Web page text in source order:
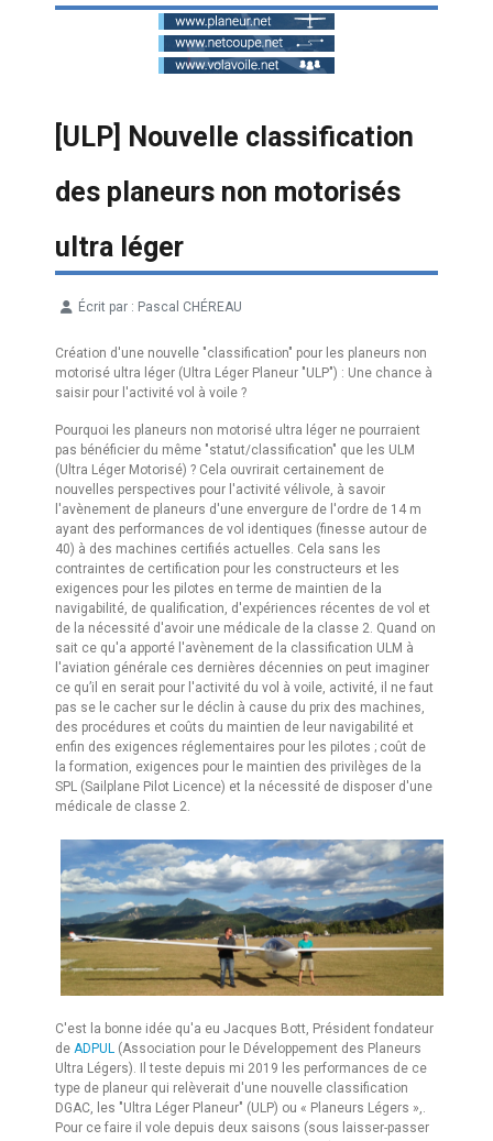
[ULP] Nouvelle classification
des planeurs non motorisés
ultra léger
Écrit par : Pascal CHÉREAU
Création d'une nouvelle "classification" pour les planeurs non
motorisé ultra léger (Ultra Léger Planeur "ULP") : Une chance à
saisir pour l'activité vol à voile ?
Pourquoi les planeurs non motorisé ultra léger ne pourraient
pas bénéficier du même "statut/classification" que les ULM
(Ultra Léger Motorisé) ? Cela ouvrirait certainement de
nouvelles perspectives pour l'activité vélivole, à savoir
l'avènement de planeurs d'une envergure de l'ordre de 14 m
ayant des performances de vol identiques (finesse autour de
40) à des machines certifiés actuelles. Cela sans les
contraintes de certification pour les constructeurs et les
exigences pour les pilotes en terme de maintien de la
navigabilité, de qualification, d'expériences récentes de vol et
de la nécessité d'avoir une médicale de la classe 2. Quand on
sait ce qu'a apporté l'avènement de la classification ULM à
l'aviation générale ces dernières décennies on peut imaginer
ce qu’il en serait pour l'activité du vol à voile, activité, il ne faut
pas se le cacher sur le déclin à cause du prix des machines,
des procédures et coûts du maintien de leur navigabilité et
enfin des exigences réglementaires pour les pilotes ; coût de
la formation, exigences pour le maintien des privilèges de la
SPL (Sailplane Pilot Licence) et la nécessité de disposer d'une
médicale de classe 2.
C'est la bonne idée qu'a eu Jacques Bott, Président fondateur
de ADPUL (Association pour le Développement des Planeurs
Ultra Légers). Il teste depuis mi 2019 les performances de ce
type de planeur qui relèverait d'une nouvelle classification
DGAC, les "Ultra Léger Planeur" (ULP) ou « Planeurs Légers »,.
Pour ce faire il vole depuis deux saisons (sous laisser-passer